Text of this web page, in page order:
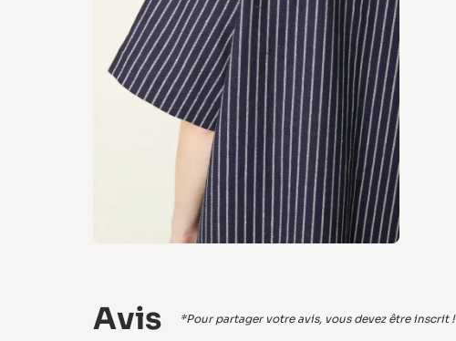
Avis *Pour partager votre avis, vous devez être inscrit !